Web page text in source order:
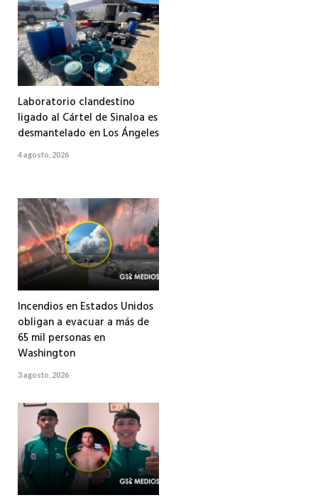
Laboratorio clandestino
ligado al Cártel de Sinaloa es
desmantelado en Los Ángeles
4 agosto, 2026
Incendios en Estados Unidos
obligan a evacuar a más de
65 mil personas en
Washington
3 agosto, 2026